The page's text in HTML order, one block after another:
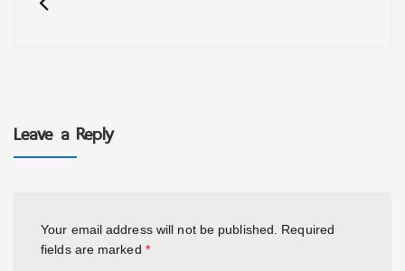
Leave a Reply
Your email address will not be published.
Required
fields are marked *